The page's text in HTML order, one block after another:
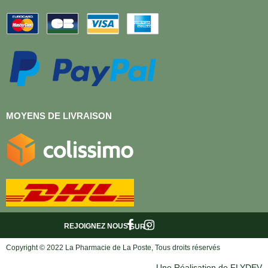
MOYENS DE LIVRAISON
SUR :
REJOIGNEZ NOUS
Copyright © 2022 La Pharmacie de La Poste, Tous droits réservés